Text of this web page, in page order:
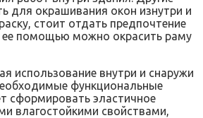
для окрашивания окон изнутри и
стоит отдать предпочтение
ее помощью можно окрасить раму
использование внутри и снаружи
функциональные
сформировать эластичное
влагостойкими свойствами,